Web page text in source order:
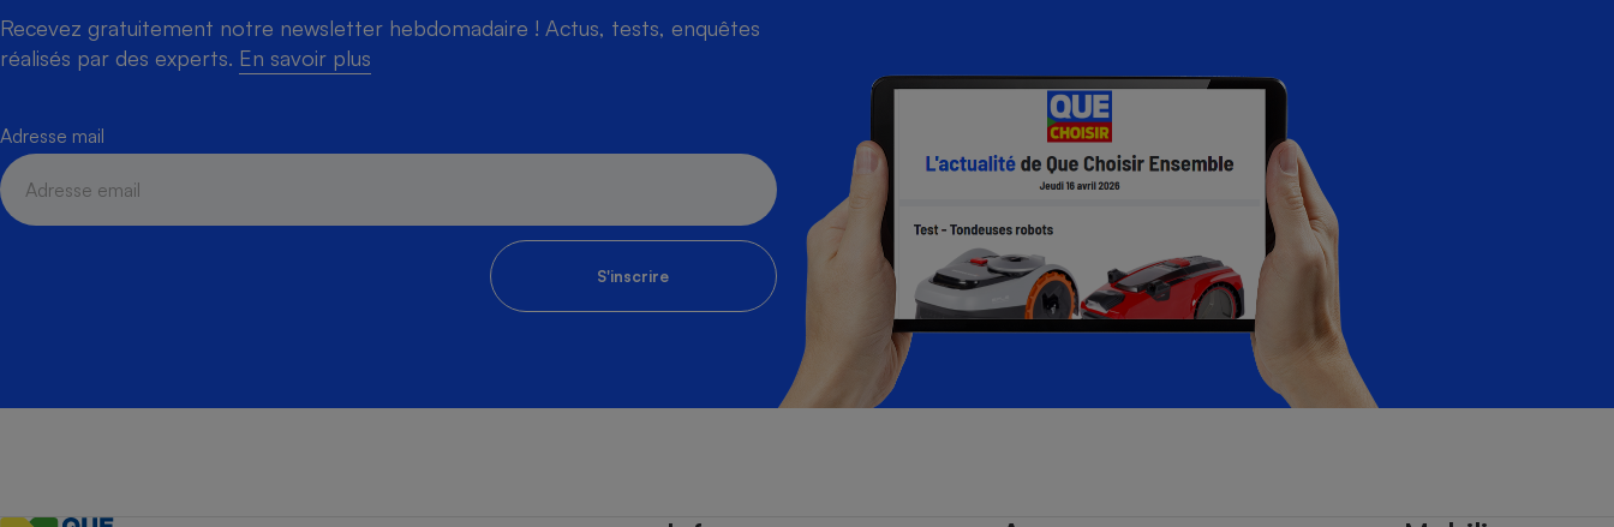
Recevez gratuitement notre newsletter hebdomadaire ! Actus, tests, enquêtes
réalisés par des experts. En savoir plus
Adresse mail
S'inscrire